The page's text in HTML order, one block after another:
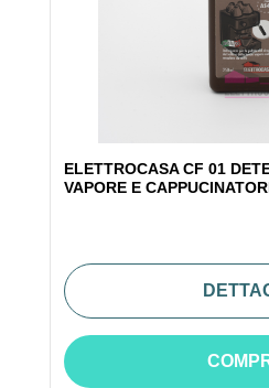
ELETTROCASA CF 01
VAPORE E